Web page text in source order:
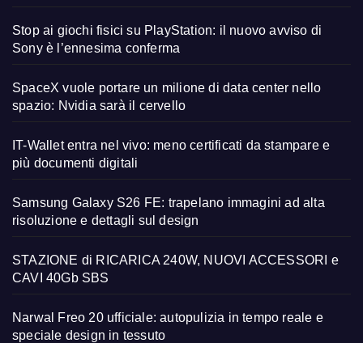
Stop ai giochi fisici su PlayStation: il nuovo avviso di
Sony è l’ennesima conferma
SpaceX vuole portare un milione di data center nello
spazio: Nvidia sarà il cervello
IT-Wallet entra nel vivo: meno certificati da stampare e
più documenti digitali
Samsung Galaxy S26 FE: trapelano immagini ad alta
risoluzione e dettagli sul design
STAZIONE di RICARICA 240W, NUOVI ACCESSORI e
CAVI 40Gb SBS
Narwal Freo 20 ufficiale: autopulizia in tempo reale e
speciale design in tessuto